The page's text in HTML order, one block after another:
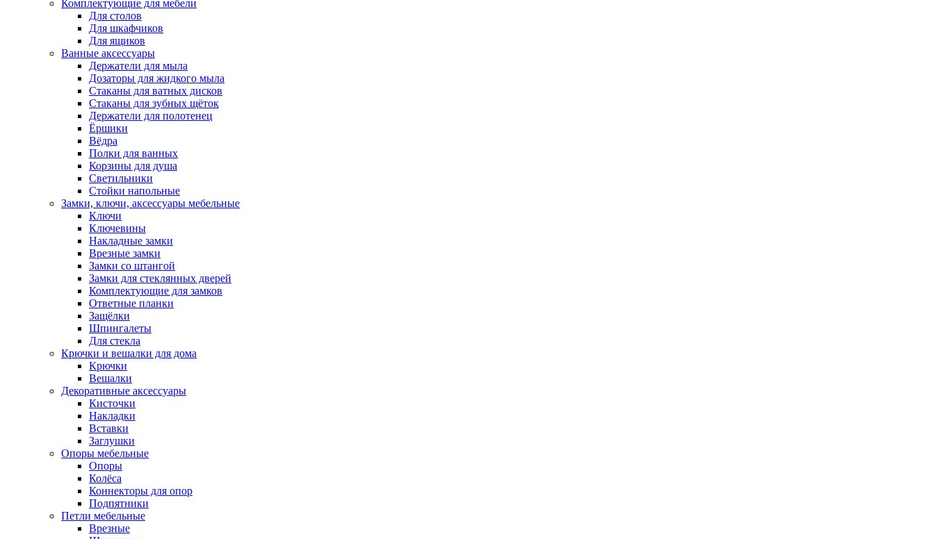
Комплектующие для мебели
Для столов
Для шкафчиков
Для ящиков
Ванные аксессуары
Держатели для мыла
Дозаторы для жидкого мыла
Стаканы для ватных дисков
Стаканы для зубных щёток
Держатели для полотенец
Ёршики
Вёдра
Полки для ванных
Корзины для душа
Светильники
Стойки напольные
Замки, ключи, аксессуары мебельные
Ключи
Ключевины
Накладные замки
Врезные замки
Замки со штангой
Замки для стеклянных дверей
Комплектующие для замков
Ответные планки
Защёлки
Шпингалеты
Для стекла
Крючки и вешалки для дома
Крючки
Вешалки
Декоративные аксессуары
Кисточки
Накладки
Вставки
Заглушки
Опоры мебельные
Опоры
Колёса
Коннекторы для опор
Подпятники
Петли мебельные
Врезные